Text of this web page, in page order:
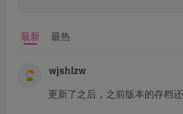
最新 最热
wjshlzw
更新了之后，之前版本的存档